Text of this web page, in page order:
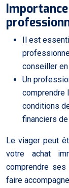
Il est
conseiller
Un
comprendre
conditions
financiers de
Le viager peut
votre achat
comprendre
faire